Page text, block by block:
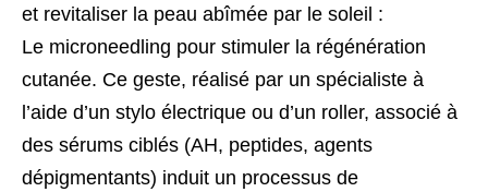
et revitaliser la peau abîmée par le soleil :
Le microneedling pour stimuler la régénération
cutanée. Ce geste, réalisé par un spécialiste à
l’aide d’un stylo électrique ou d’un roller, associé à
des sérums ciblés (AH, peptides, agents
dépigmentants) induit un processus de